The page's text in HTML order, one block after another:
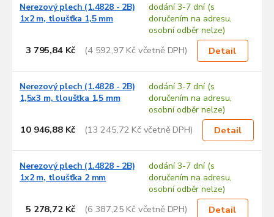
Nerezový plech (1.4828 - 2B)
1x2 m, tloušťka 1,5 mm
dodání 3-7 dní (s
doručením na adresu,
osobní odběr nelze)
3 795,84 Kč (4 592,97 Kč včetně DPH) Detail
Nerezový plech (1.4828 - 2B)
1,5x3 m, tloušťka 1,5 mm
dodání 3-7 dní (s
doručením na adresu,
osobní odběr nelze)
10 946,88 Kč (13 245,72 Kč včetně DPH) Detail
Nerezový plech (1.4828 - 2B)
1x2 m, tloušťka 2 mm
dodání 3-7 dní (s
doručením na adresu,
osobní odběr nelze)
5 278,72 Kč (6 387,25 Kč včetně DPH) Detail